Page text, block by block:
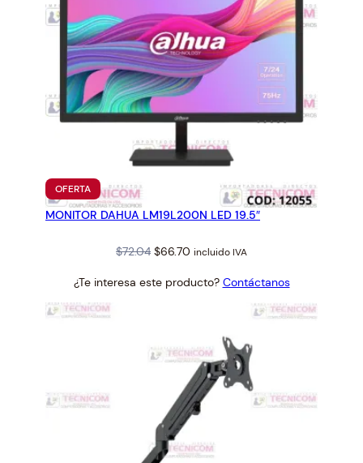
OFERTAPRODUCTO
EN
OFERTA
MONITOR DAHUA LM19L200N LED 19.5″
$72.04 Original
was:
$66.70 Current
is:
incluido IVA
¿Te interesa este producto? Contáctanos